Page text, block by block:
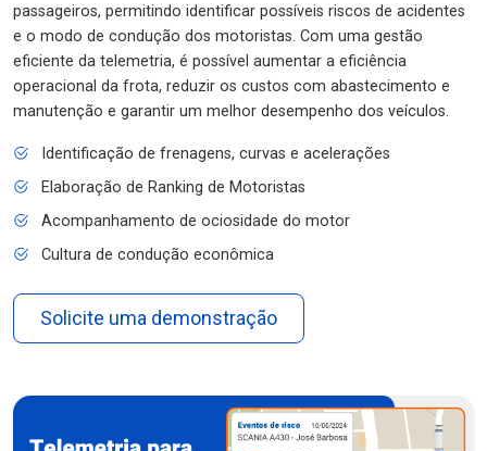
passageiros, permitindo identificar possíveis riscos de acidentes
e o modo de condução dos motoristas. Com uma gestão
eficiente da telemetria, é possível aumentar a eficiência
operacional da frota, reduzir os custos com abastecimento e
manutenção e garantir um melhor desempenho dos veículos.
Identificação de frenagens, curvas e acelerações
Elaboração de Ranking de Motoristas
Acompanhamento de ociosidade do motor
Cultura de condução econômica
Solicite uma demonstração